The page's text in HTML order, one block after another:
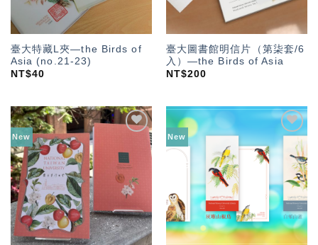
臺大特藏L夾—the Birds of
Asia (no.21-23)
NT$40
臺大圖書館明信片（第柒套/6
入）—the Birds of Asia
NT$200
New
「願
望輕
New
加入
「願
望輕
單」